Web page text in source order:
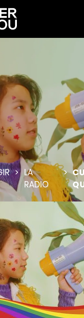
> LA
RADIO
>
des cookies